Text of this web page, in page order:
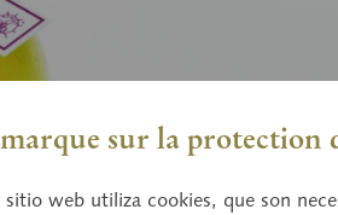
sur la protection
sitio web utiliza cookies, que son